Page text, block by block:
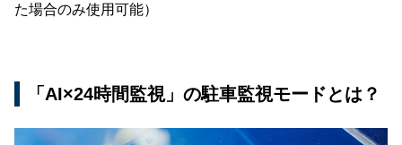
た場合のみ使用可能）
「AI×24時間監視」の駐車監視モードとは？